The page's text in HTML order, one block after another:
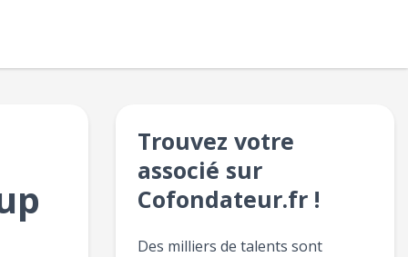
Trouvez votre
associé sur
Cofondateur.fr !
Des milliers de talents sont